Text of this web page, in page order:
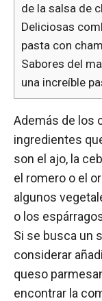
de la salsa de
Deliciosas
pasta con
Sabores del
una increíble
Además de los
ingredientes
son el ajo, la
el romero o el
algunos
o los
Si se busca un
considerar
queso
encontrar la